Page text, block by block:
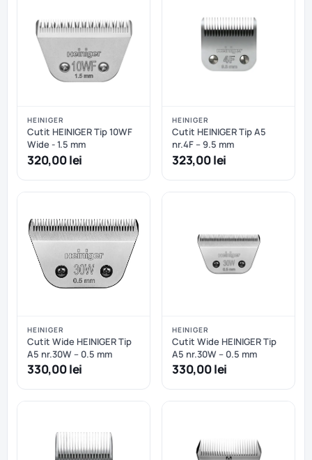
HEINIGER
Cutit HEINIGER Tip 10WF
Wide - 1.5 mm
320,00 lei
HEINIGER
Cutit HEINIGER Tip A5
nr.4F – 9.5 mm
323,00 lei
HEINIGER
Cutit Wide HEINIGER Tip
A5 nr.30W – 0.5 mm
330,00 lei
HEINIGER
Cutit Wide HEINIGER Tip
A5 nr.30W – 0.5 mm
330,00 lei